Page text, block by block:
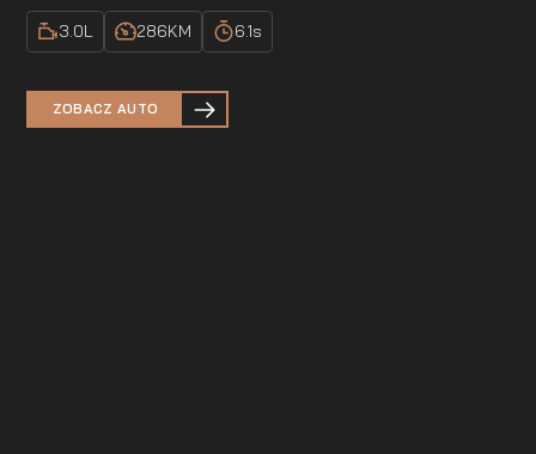
3.0L 286KM 6.1s
ZOBACZ AUTO